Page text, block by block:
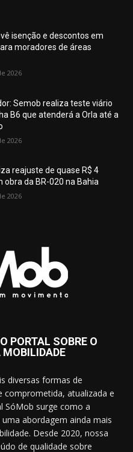
isenção e descontos em
moradores de áreas
2026
Semob realiza teste viário
B6 que atenderá a Orla até a
2026
reajuste de quase R$ 4
obra da BR-020 na Bahia
2026
PORTAL SOBRE O
MOBILIDADE
diversas formas de
comprometida, atualizada e
SóMob surge como a
abordagem ainda mais
Desde 2020, nossa
de qualidade sobre